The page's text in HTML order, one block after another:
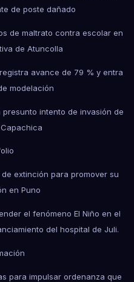
de poste dañado
de maltrato contra escolar en
de Atuncolla
avance de 79 % y entra
modelación
intento de invasión de
extinción para promover su
en Puno
el fenómeno El Niño en el
del hospital de Juli.
para impulsar ordenanza que